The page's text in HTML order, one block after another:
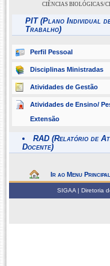
CIÊNCIAS BIOLÓGICAS/
PIT (Plano Individual
Trabalho)
Perfil Pessoal
Disciplinas Ministradas
Atividades de Gestão
Atividades de Ensino/
Extensão
RAD (Relatório de
Docente)
Ir ao Menu Principal
SIGAA | Diretoria